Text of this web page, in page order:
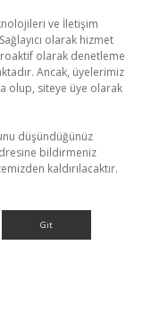
ve İletişim
olarak hizmet
olarak denetleme
Ancak, üyelerimiz
olup, siteye üye olarak
düşündüğünüz
bildirmeniz
kaldırılacaktır.